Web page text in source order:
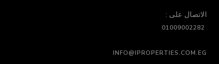
الاتصال على :
INFO@IPROPERTIES.COM.EG